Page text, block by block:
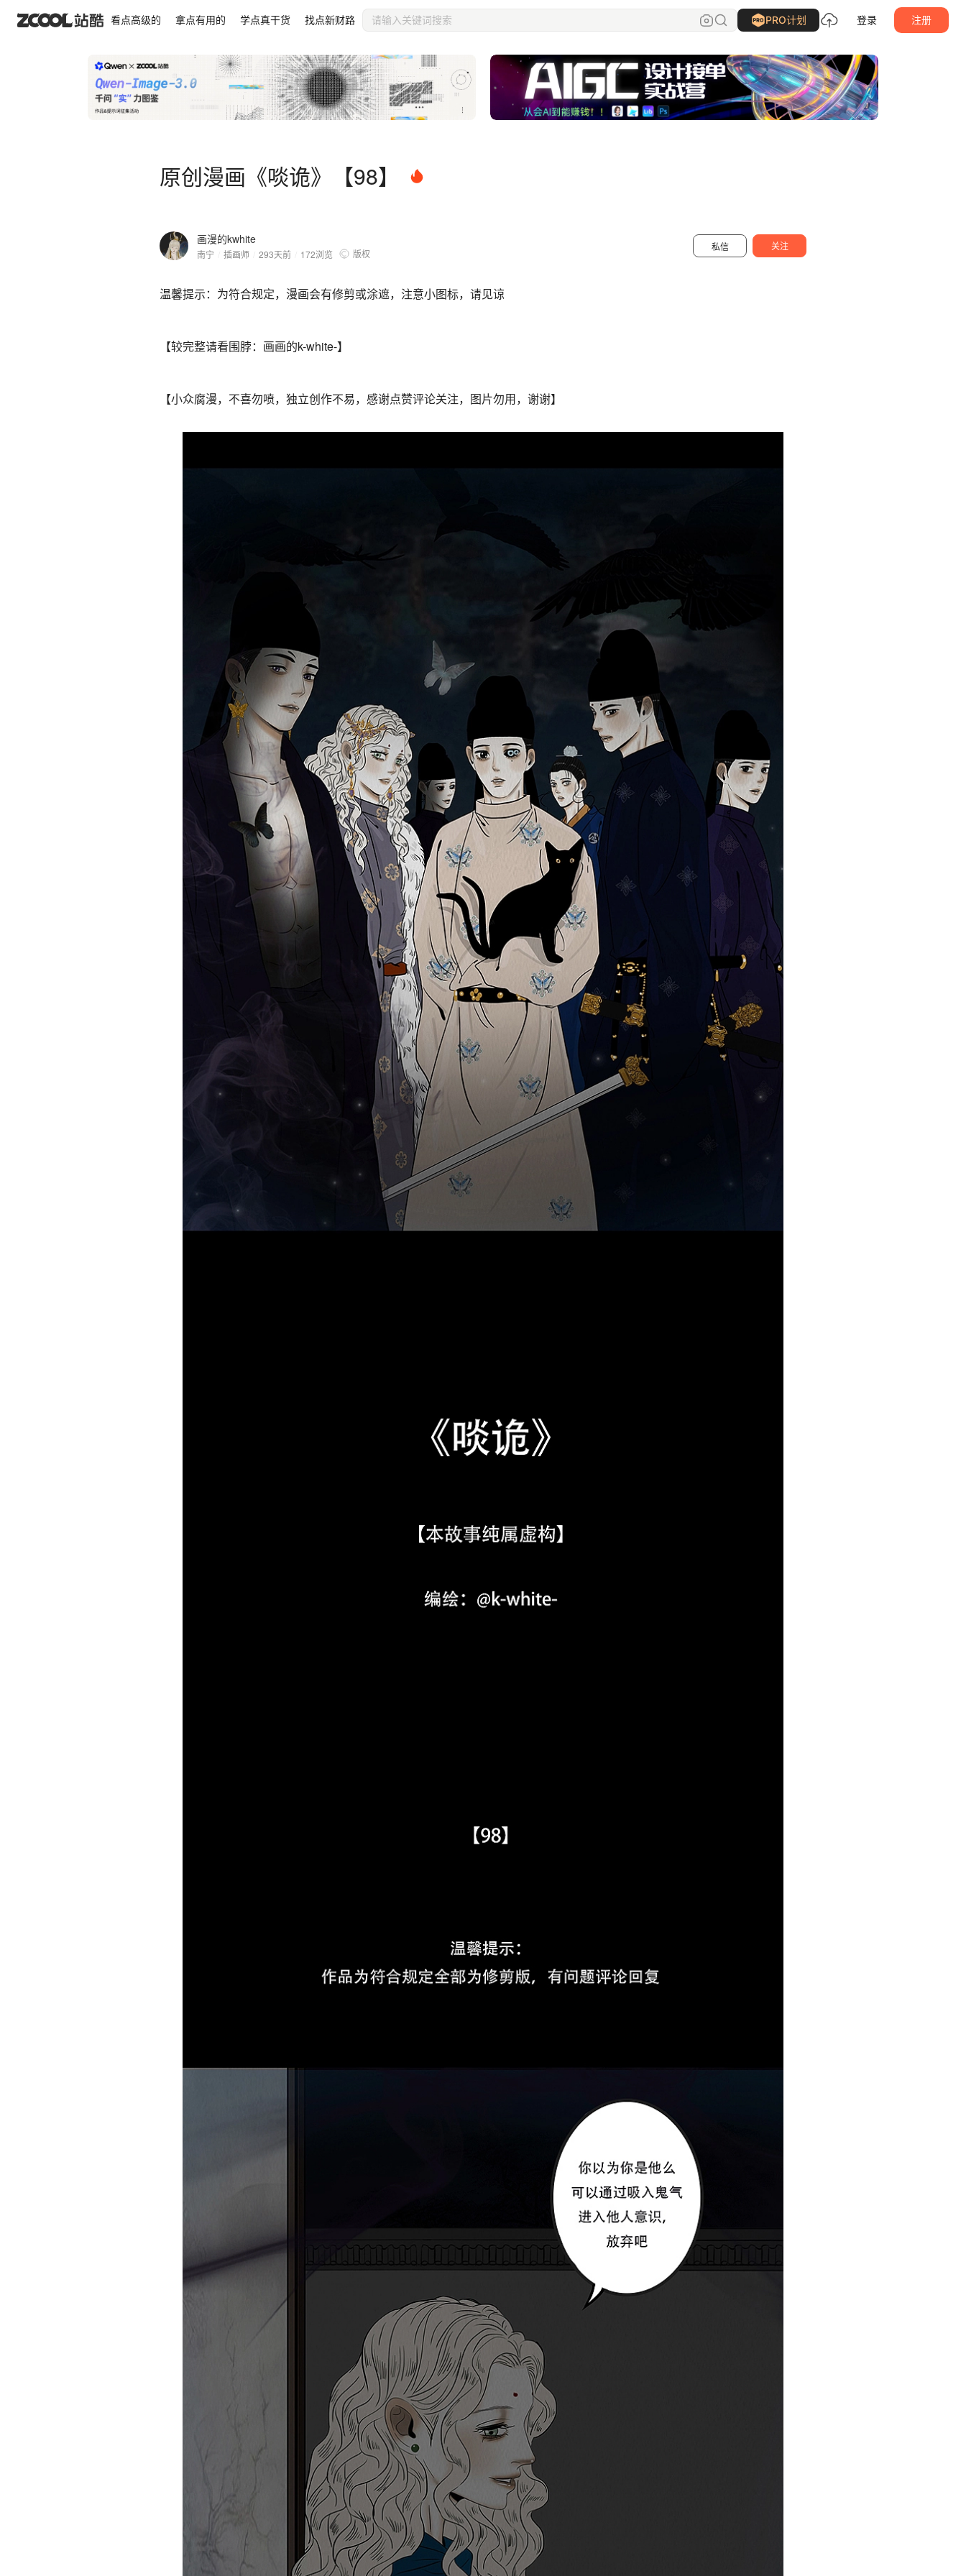
看点高级的 拿点有用的 学点真干货 找点新财路 PRO计划 登录 注册
原创漫画《啖诡》【98】
画漫的kwhite
南宁 插画师 293天前 172浏览 版权
私信 关注
原创漫画《啖诡》【98】 画漫的kwhite 关注
温馨提示：为符合规定，漫画会有修剪或涂遮，注意小图标，请见谅
【较完整请看围脖：画画的k-white-】
【小众腐漫，不喜勿喷，独立创作不易，感谢点赞评论关注，图片勿用，谢谢】